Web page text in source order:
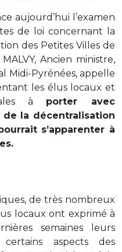
aujourd’hui l’examen
de loi concernant la
des Petites Villes de
Ancien ministre,
Midi-Pyrénées, appelle
les élus locaux et
à porter avec
la décentralisation
s’apparenter à
de très nombreux
locaux ont exprimé à
semaines leurs
certains aspects des